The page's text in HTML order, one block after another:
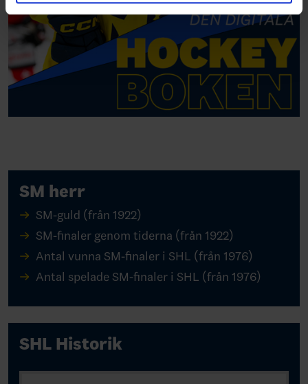
SM herr
SM-guld (från 1922)
SM-finaler genom tiderna (från 1922)
Antal vunna SM-finaler i SHL (från 1976)
Antal spelade SM-finaler i SHL (från 1976)
SHL Historik